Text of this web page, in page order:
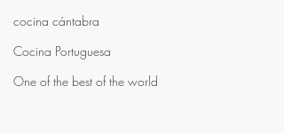
cocina cántabra
Cocina Portuguesa
One of the best of the world